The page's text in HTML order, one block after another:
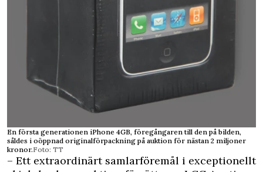
En första generationen iPhone 4GB, föregångaren till den på bilden,
såldes i oöppnad originalförpackning på auktion för nästan 2 miljoner
kronor.Foto: TT
– Ett extraordinärt samlarföremål i exceptionellt